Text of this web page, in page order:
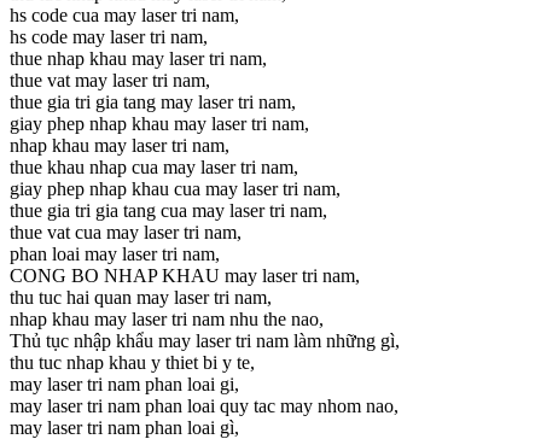
hs code cua may laser tri nam,
hs code may laser tri nam,
thue nhap khau may laser tri nam,
thue vat may laser tri nam,
thue gia tri gia tang may laser tri nam,
giay phep nhap khau may laser tri nam,
nhap khau may laser tri nam,
thue khau nhap cua may laser tri nam,
giay phep nhap khau cua may laser tri nam,
thue gia tri gia tang cua may laser tri nam,
thue vat cua may laser tri nam,
phan loai may laser tri nam,
CONG BO NHAP KHAU may laser tri nam,
thu tuc hai quan may laser tri nam,
nhap khau may laser tri nam nhu the nao,
Thủ tục nhập khẩu may laser tri nam làm những gì,
thu tuc nhap khau y thiet bi y te,
may laser tri nam phan loai gi,
may laser tri nam phan loai quy tac may nhom nao,
may laser tri nam phan loai gì,